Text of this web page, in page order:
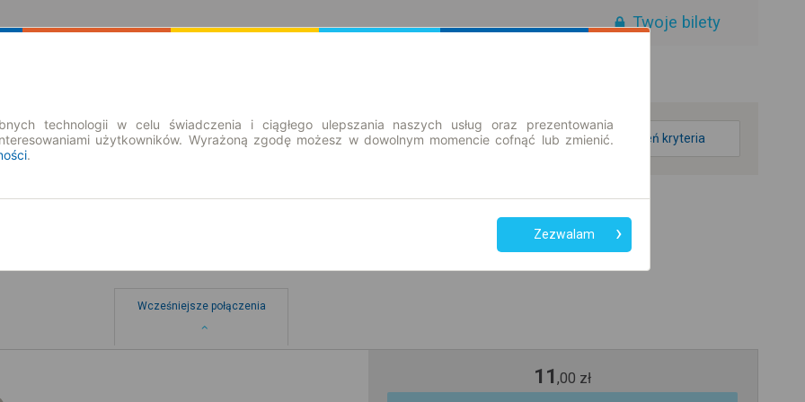
Twoje bilety
zmień kryteria
Wcześniejsze połączenia
11,00 zł
technologii w celu świadczenia i ciągłego ulepszania naszych usług oraz prezentowania
użytkowników. Wyrażoną zgodę możesz w dowolnym momencie cofnąć lub zmienić.
.
Zezwalam